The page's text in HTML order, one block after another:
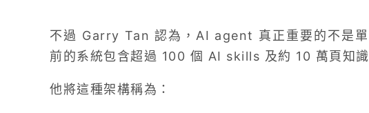
不過 Garry Tan 認為，AI agent 真正重要的不是
前的系統包含超過 100 個 AI skills 及約 10 萬頁知識
他將這種架構稱為：